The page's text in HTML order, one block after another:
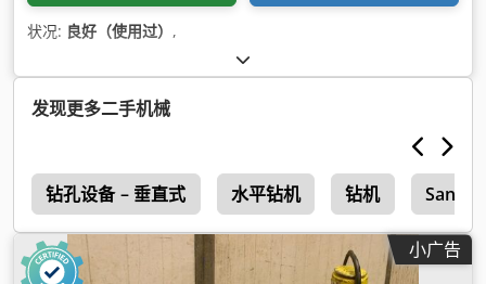
状况: 良好（使用过） ,
发现更多二手机械
钻孔设备 – 垂直式 水平钻机 钻机
小广告